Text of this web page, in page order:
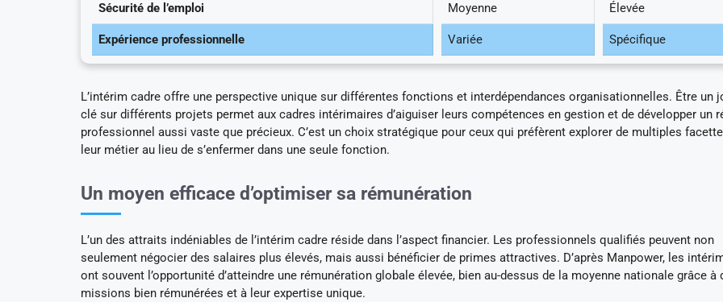
Sécurité de l’emploi Moyenne Élevée
Expérience professionnelle Variée Spécifique
L’intérim cadre offre une perspective unique sur différentes fonctions et interdépendances organisationnelles. Être un
clé sur différents projets permet aux cadres intérimaires d’aiguiser leurs compétences en gestion et de développer un
professionnel aussi vaste que précieux. C’est un choix stratégique pour ceux qui préfèrent explorer de multiples
leur métier au lieu de s’enfermer dans une seule fonction.
Un moyen efficace d’optimiser sa rémunération
L’un des attraits indéniables de l’intérim cadre réside dans l’aspect financier. Les professionnels qualifiés peuvent non
seulement négocier des salaires plus élevés, mais aussi bénéficier de primes attractives. D’après Manpower, les
ont souvent l’opportunité d’atteindre une rémunération globale élevée, bien au-dessus de la moyenne nationale grâce à
missions bien rémunérées et à leur expertise unique.